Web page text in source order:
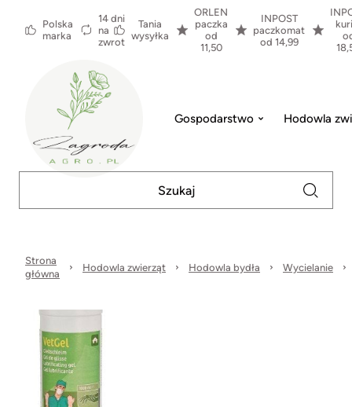
Polska
marka
14 dni
na
zwrot
Tania
wysyłka
ORLEN
paczka
od
11,50
INPOST
paczkomat
od 14,99
Gospodarstwo Hodowla
Strona
główna
Hodowla zwierząt Hodowla bydła Wycielanie